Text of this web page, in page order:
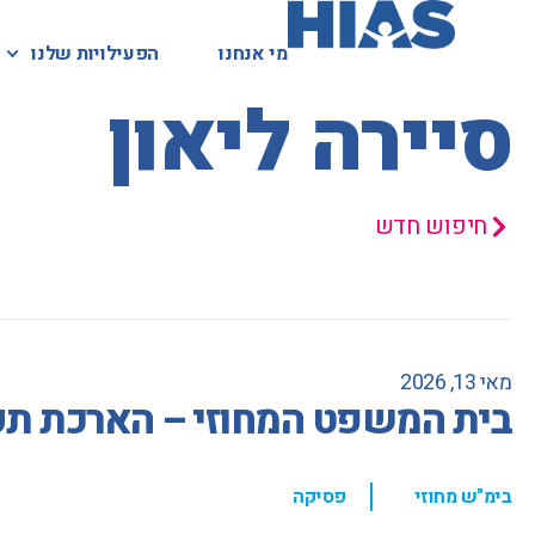
מי אנחנו הפעילויות שלנו מי אנחנו הפעילויות שלנו המאגר המשפטי
סיירה ליאון
חיפוש חדש
מאי 13, 2026
בית המשפט המחוזי – הארכת
בימ"ש מחוזי , פסיקה